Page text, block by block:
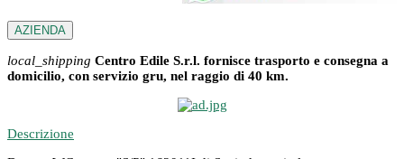
AZIENDA
local_shipping Centro Edile S.r.l. fornisce trasporto e consegna a
domicilio, con servizio gru, nel raggio di 40 km.
Descrizione